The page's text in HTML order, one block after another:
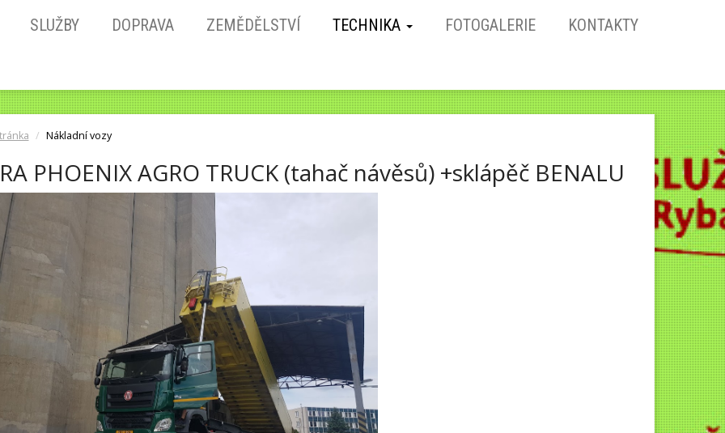
SLUŽBY DOPRAVA ZEMĚDĚLSTVÍ TECHNIKA FOTOGALERIE KONTAKTY
Nákladní vozy
PHOENIX AGRO TRUCK (tahač návěsů) +sklápěč BENALU